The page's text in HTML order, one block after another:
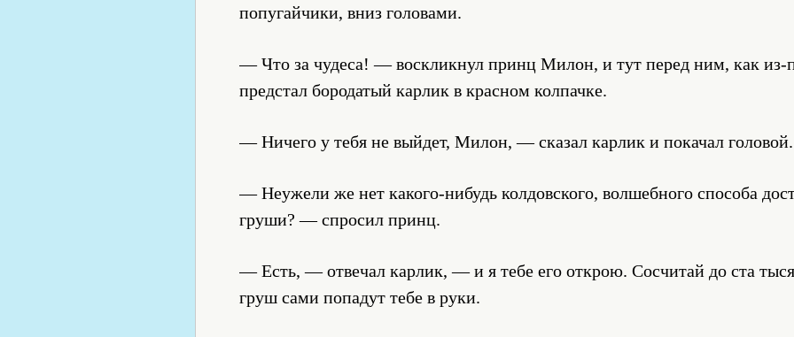
попугайчики, вниз головами.
— Что за чудеса! — воскликнул принц Милон, и тут перед ним, как из-
предстал бородатый карлик в красном колпачке.
— Ничего у тебя не выйдет, Милон, — сказал карлик и покачал головой.
— Неужели же нет какого-нибудь колдовского, волшебного способа
груши? — спросил принц.
— Есть, — отвечал карлик, — и я тебе его открою. Сосчитай до ста
груш сами попадут тебе в руки.